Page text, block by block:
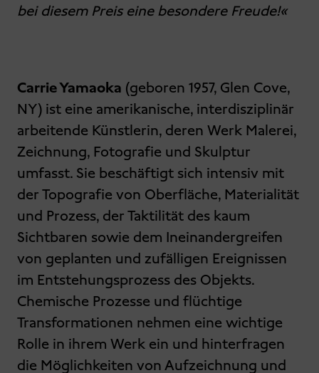
bei diesem Preis eine besondere Freude!«
Carrie Yamaoka (geboren 1957, Glen Cove,
NY) ist eine amerikanische, interdisziplinär
arbeitende Künstlerin, deren Werk Malerei,
Zeichnung, Fotografie und Skulptur
umfasst. Sie beschäftigt sich intensiv mit
der Topografie von Oberfläche, Materialität
und Prozess, der Taktilität des kaum
Sichtbaren sowie dem Ineinandergreifen
von geplanten und zufälligen Ereignissen
im Entstehungsprozess des Objekts.
Chemische Prozesse und flüchtige
Transformationen nehmen eine wichtige
Rolle in ihrem Werk ein und hinterfragen
die Möglichkeiten von Aufzeichnung und